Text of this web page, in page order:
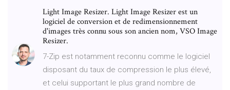
Light Image Resizer. Light Image Resizer est un
logiciel de conversion et de redimensionnement
d'images très connu sous son ancien nom, VSO Image
Resizer.
7-Zip est notamment reconnu comme le logiciel
disposant du taux de compression le plus élevé,
et celui supportant le plus grand nombre de